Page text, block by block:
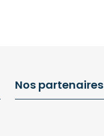
Nos partenaires